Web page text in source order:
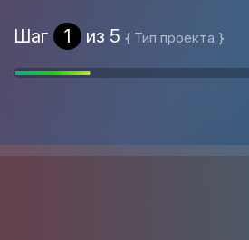
Шаг 1 из 5 { Тип проекта }